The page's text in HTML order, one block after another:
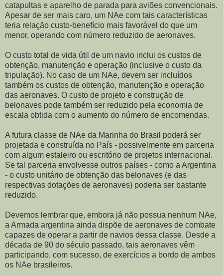
catapultas e aparelho de parada para aviões convencionais.
Apesar de ser mais caro, um NAe com tais características
teria relação custo-benefício mais favorável do que um
menor, operando com número reduzido de aeronaves.
O custo total de vida útil de um navio inclui os custos de
obtenção, manutenção e operação (inclusive o custo da
tripulação). No caso de um NAe, devem ser incluídos
também os custos de obtenção, manutenção e operação
das aeronaves. O custo de projeto e construção de
belonaves pode também ser reduzido pela economia de
escala obtida com o aumento do número de encomendas.
A futura classe de NAe da Marinha do Brasil poderá ser
projetada e construída no País - possivelmente em parceria
com algum estaleiro ou escritório de projetos internacional.
Se tal parceria envolvesse outros países - como a Argentina
- o custo unitário de obtenção das belonaves (e das
respectivas dotações de aeronaves) poderia ser bastante
reduzido.
Devemos lembrar que, embora já não possua nenhum NAe,
a Armada argentina ainda dispõe de aeronaves de combate
capazes de operar a partir de navios dessa classe. Desde a
década de 90 do século passado, tais aeronaves vêm
participando, com sucesso, de exercícios a bordo de ambos
os NAe brasileiros.